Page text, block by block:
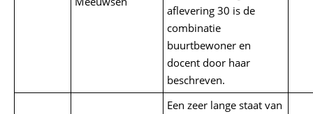
aflevering 30 is de
combinatie
buurtbewoner en
docent door haar
beschreven.
Een zeer lange staat van